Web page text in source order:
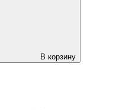
В корзину